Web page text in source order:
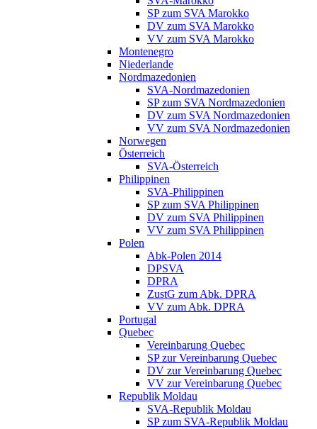
SP zum SVA Marokko
DV zum SVA Marokko
VV zum SVA Marokko
Montenegro
Niederlande
Nordmazedonien
SVA-Nordmazedonien
SP zum SVA Nordmazedonien
DV zum SVA Nordmazedonien
VV zum SVA Nordmazedonien
Norwegen
Österreich
SVA-Österreich
Philippinen
SVA-Philippinen
SP zum SVA Philippinen
DV zum SVA Philippinen
VV zum SVA Philippinen
Polen
Abk-Polen 2014
DPSVA
DPRA
ZustG zum Abk. DPRA
VV zum Abk. DPRA
Portugal
Quebec
Vereinbarung Quebec
SP zur Vereinbarung Quebec
DV zur Vereinbarung Quebec
VV zur Vereinbarung Quebec
Republik Moldau
SVA-Republik Moldau
SP zum SVA-Republik Moldau